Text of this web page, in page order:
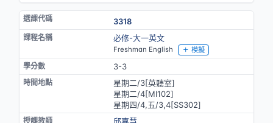
3318
必修-大一英文
Freshman English 模擬
3-3
星期二/3[英聽室]
星期二/4[MⅠ102]
星期四/4,五/3,4[SS302]
邱嘉慧